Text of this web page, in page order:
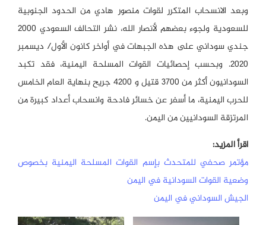
وبعد الانسحاب المتكرر لقوات منصور هادي من الحدود الجنوبية
للسعودية ولجوء بعضهم لأنصار الله، نشر التحالف السعودي 2000
جندي سوداني على هذه الجبهات في أواخر كانون الأول/ ديسمبر
2020. وبحسب إحصائيات القوات المسلحة اليمنية، فقد تكبد
السودانيون أكثر من 3700 قتيل و 4200 جريح بنهاية العام الخامس
للحرب اليمنية، ما أسفر عن خسائر فادحة وانسحاب أعداد كبيرة من
المرتزقة السودانيين من اليمن.
اقرأ المزيد:
مؤتمر صحفي للمتحدث بإسم القوات المسلحة اليمنية بخصوص
وضعية القوات السودانية في اليمن
الجيش السوداني في اليمن